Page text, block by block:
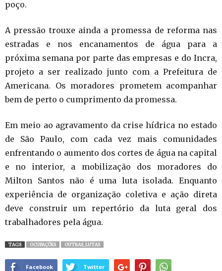
poço.
A pressão trouxe ainda a promessa de reforma nas
estradas e nos encanamentos de água para a
próxima semana por parte das empresas e do Incra,
projeto a ser realizado junto com a Prefeitura de
Americana. Os moradores prometem acompanhar
bem de perto o cumprimento da promessa.
Em meio ao agravamento da crise hídrica no estado
de São Paulo, com cada vez mais comunidades
enfrentando o aumento dos cortes de água na capital
e no interior, a mobilização dos moradores do
Milton Santos não é uma luta isolada. Enquanto
experiência de organização coletiva e ação direta
deve construir um repertório da luta geral dos
trabalhadores pela água.
TAGS OCUPAÇÕES OUTRAS_LUTAS
Facebook Twitter